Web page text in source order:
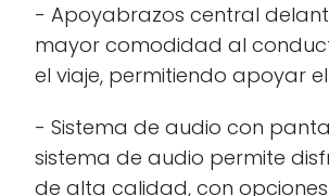
- Apoyabrazos central
mayor comodidad al
el viaje, permitiendo apoyar
- Sistema de audio con
sistema de audio permite
de alta calidad, con